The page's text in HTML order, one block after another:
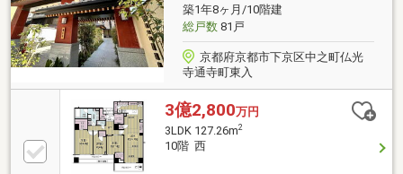
町の繁華街までタクシー約５分です。☆くらまぐち不
動産は京都駅から地下鉄で１１分、鞍馬口駅前にござ
います☆
築1年8ヶ月/10階建
総戸数81戸
京都府京都市下京区中之町仏光
寺通寺町東入
3億2,800万円
3LDK 127.26m2
10階 西